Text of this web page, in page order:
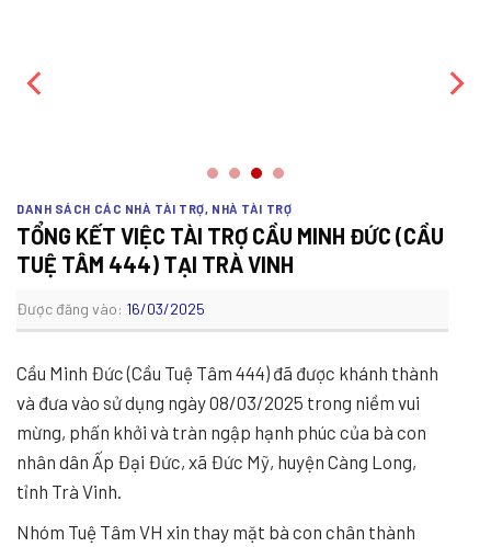
DANH SÁCH CÁC NHÀ TÀI TRỢ, NHÀ TÀI TRỢ
TỔNG KẾT VIỆC TÀI TRỢ CẦU MINH ĐỨC (CẦU
TUỆ TÂM 444) TẠI TRÀ VINH
Được đăng vào: 16/03/2025
Cầu Minh Đức (Cầu Tuệ Tâm 444) đã được khánh thành
và đưa vào sử dụng ngày 08/03/2025 trong niềm vui
mừng, phấn khởi và tràn ngập hạnh phúc của bà con
nhân dân Ấp Đại Đức, xã Đức Mỹ, huyện Càng Long,
tỉnh Trà Vinh.
Nhóm Tuệ Tâm VH xin thay mặt bà con chân thành